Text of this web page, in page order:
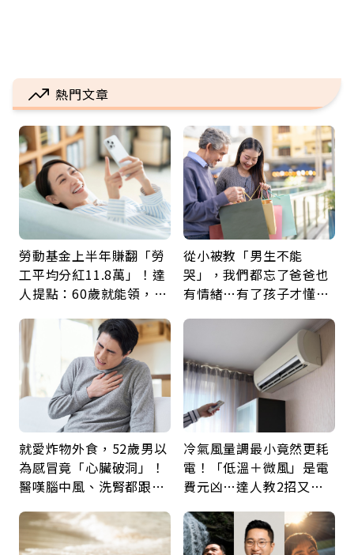
熱門文章
勞動基金上半年賺翻「勞
工平均分紅11.8萬」！達
人提點：60歲就能領，重
從小被教「男生不能
哭」，我們都忘了爸爸也
有情緒…有了孩子才懂：
就愛炸物外食，52歲男以
為感冒竟「心臟破洞」！
醫嘆腦中風、洗腎都跟它
救
冷氣風量調最小竟然更耗
電！「低溫＋微風」是電
費元凶…達人教2招又涼